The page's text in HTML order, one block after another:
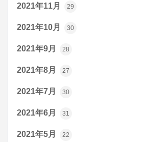
2021年11月 29
2021年10月 30
2021年9月 28
2021年8月 27
2021年7月 30
2021年6月 31
2021年5月 22